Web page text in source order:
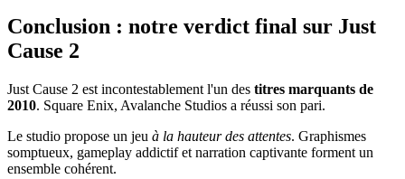
Conclusion : notre verdict final sur Just
Cause 2
Just Cause 2 est incontestablement l'un des titres marquants de
2010. Square Enix, Avalanche Studios a réussi son pari.
Le studio propose un jeu à la hauteur des attentes. Graphismes
somptueux, gameplay addictif et narration captivante forment un
ensemble cohérent.